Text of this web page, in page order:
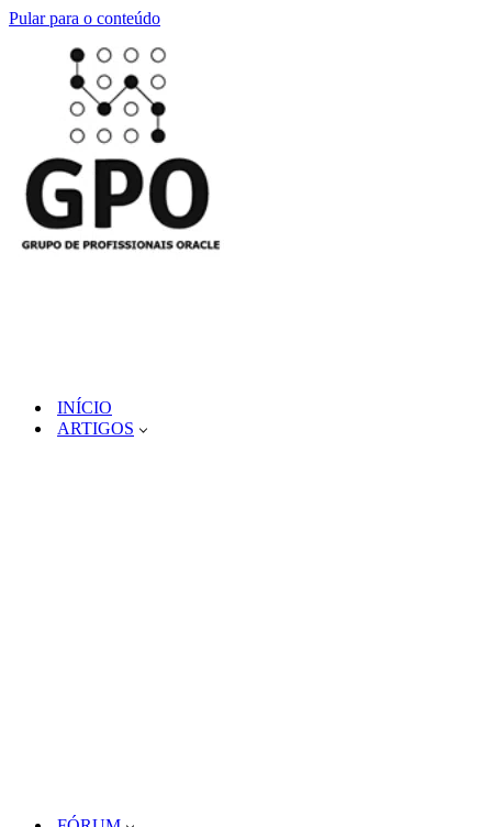
Pular para o conteúdo
INÍCIO
ARTIGOS